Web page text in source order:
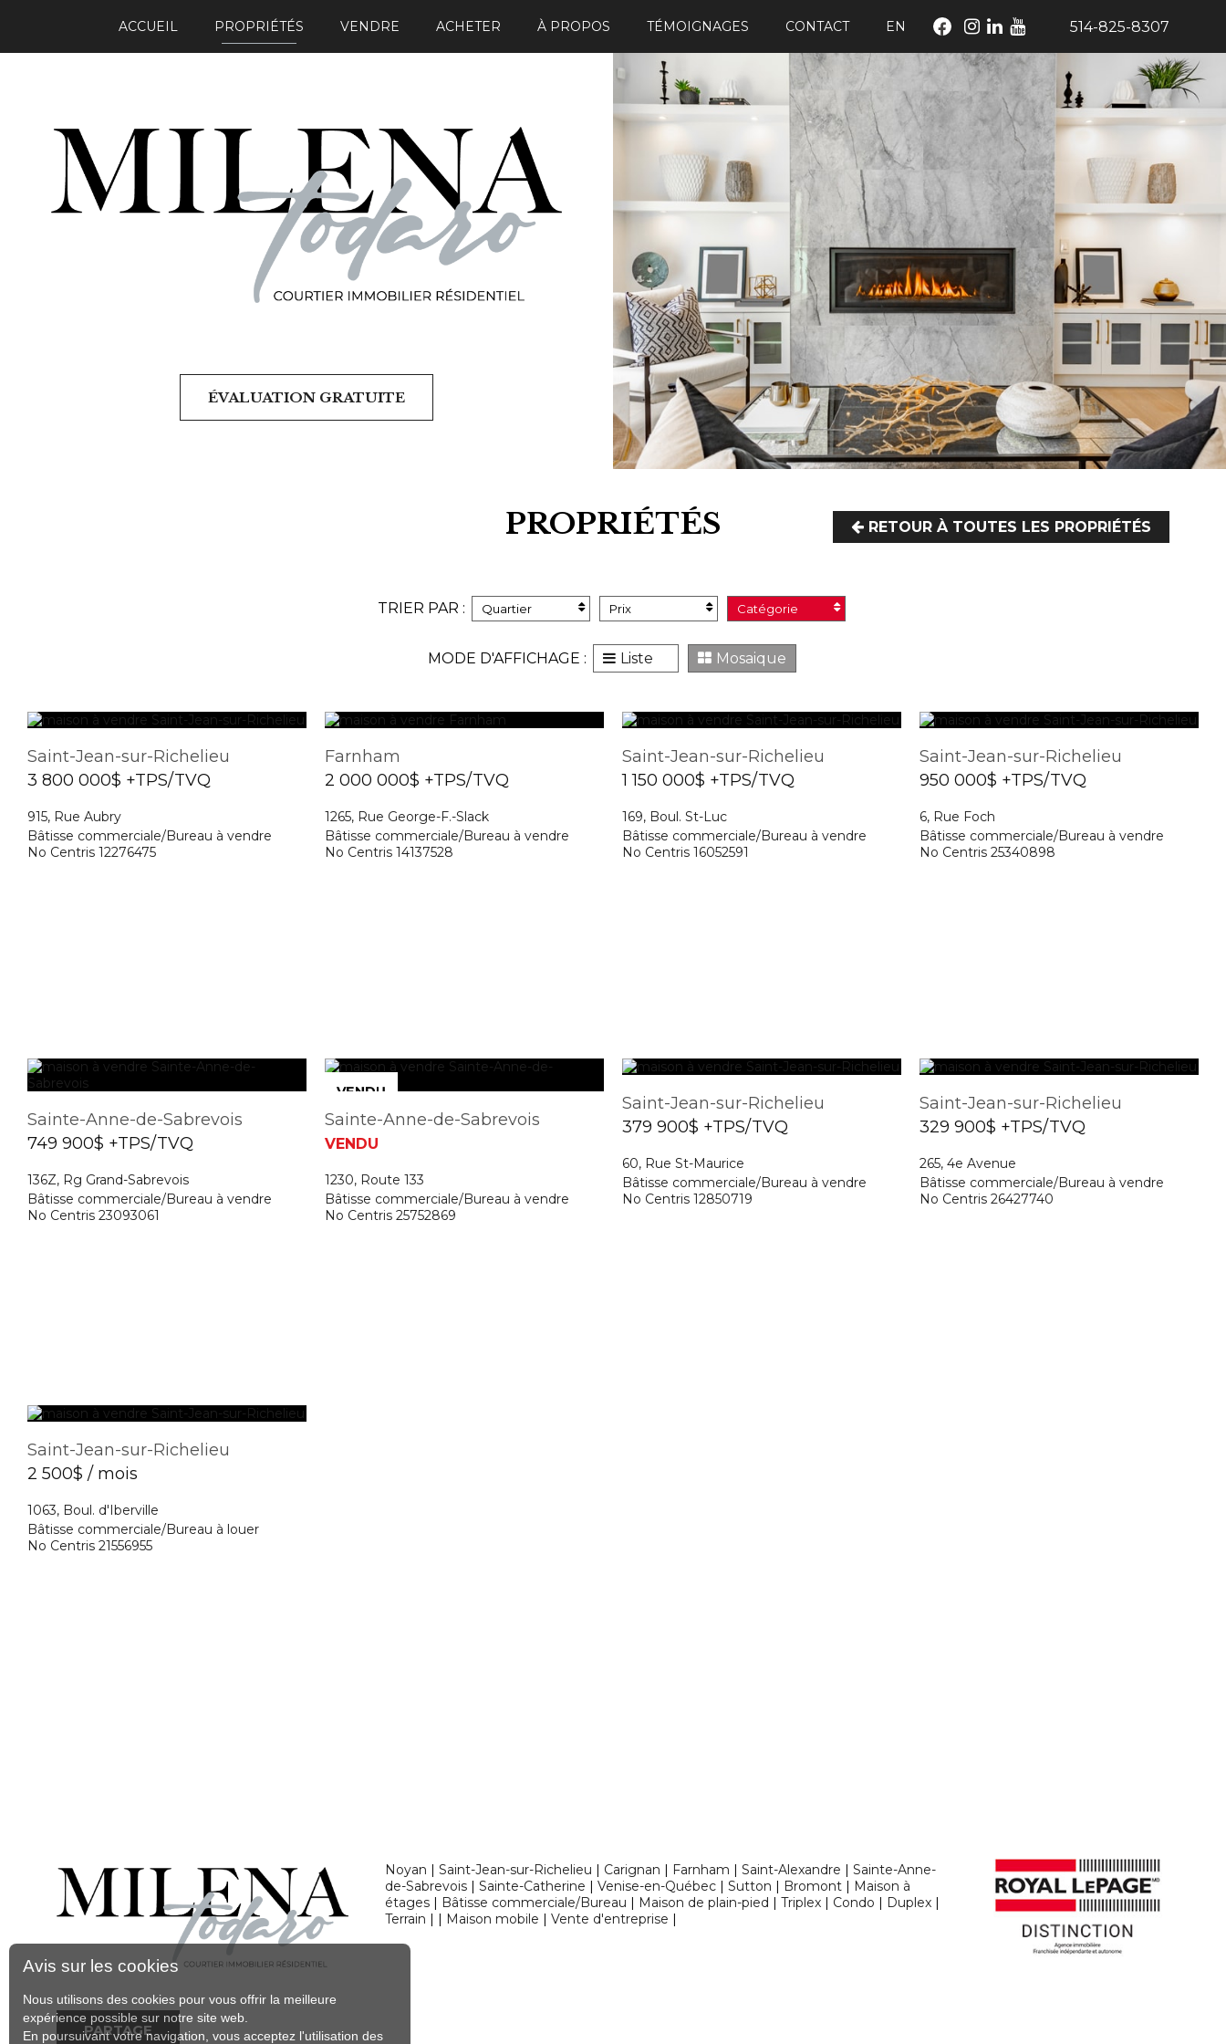
ACCUEIL PROPRIÉTÉS VENDRE ACHETER À PROPOS TÉMOIGNAGES CONTACT EN 514-825-8307
ÉVALUATION GRATUITE
PROPRIÉTÉS RETOUR À TOUTES LES PROPRIÉTÉS
TRIER PAR : Quartier Prix Catégorie
MODE D'AFFICHAGE : Liste Mosaique
Saint-Jean-sur-Richelieu
3 800 000$ +TPS/TVQ
915, Rue Aubry
Bâtisse commerciale/Bureau à vendre
No Centris 12276475
Farnham
2 000 000$ +TPS/TVQ
1265, Rue George-F.-Slack
Bâtisse commerciale/Bureau à vendre
No Centris 14137528
Saint-Jean-sur-Richelieu
1 150 000$ +TPS/TVQ
169, Boul. St-Luc
Bâtisse commerciale/Bureau à vendre
No Centris 16052591
Saint-Jean-sur-Richelieu
950 000$ +TPS/TVQ
6, Rue Foch
Bâtisse commerciale/Bureau à vendre
No Centris 25340898
Sainte-Anne-de-Sabrevois
749 900$ +TPS/TVQ
136Z, Rg Grand-Sabrevois
Bâtisse commerciale/Bureau à vendre
No Centris 23093061
Sainte-Anne-de-Sabrevois
VENDU
1230, Route 133
Bâtisse commerciale/Bureau à vendre
No Centris 25752869
Saint-Jean-sur-Richelieu
379 900$ +TPS/TVQ
60, Rue St-Maurice
Bâtisse commerciale/Bureau à vendre
No Centris 12850719
Saint-Jean-sur-Richelieu
329 900$ +TPS/TVQ
265, 4e Avenue
Bâtisse commerciale/Bureau à vendre
No Centris 26427740
Saint-Jean-sur-Richelieu
2 500$ / mois
1063, Boul. d'Iberville
Bâtisse commerciale/Bureau à louer
No Centris 21556955
Noyan Saint-Jean-sur-Richelieu Carignan Farnham Saint-Alexandre
Sainte-Anne-
de-Sabrevois
Sainte-Catherine Venise-en-Québec Sutton Bromont
Maison à
étages
Bâtisse commerciale/Bureau Maison de plain-pied Triplex Condo Duplex
Terrain
Maison mobile Vente d'entreprise
PARTAGE
Avis sur les cookies
Nous utilisons des cookies pour vous offrir la meilleure
expérience possible sur notre site web.
En poursuivant votre navigation, vous acceptez l'utilisation des